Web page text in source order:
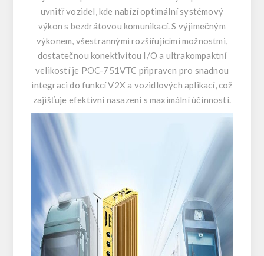
uvnitř vozidel, kde nabízí optimální systémový
výkon s bezdrátovou komunikací. S výjimečným
výkonem, všestrannými rozšiřujícími možnostmi,
dostatečnou konektivitou I/O a ultrakompaktní
velikostí je POC-751VTC připraven pro snadnou
integraci do funkcí V2X a vozidlových aplikací, což
zajišťuje efektivní nasazení s maximální účinností.